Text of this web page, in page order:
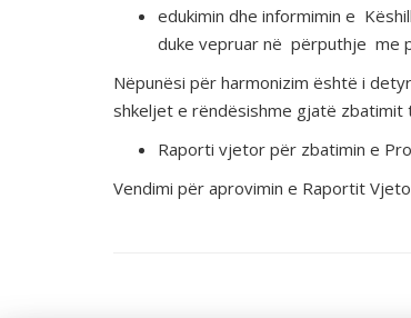
edukimin dhe informimin e
duke vepruar në përputhje me
Nëpunësi për harmonizim është i
shkeljet e rëndësishme gjatë zbatimit
Raporti vjetor për zbatimin e
Vendimi për aprovimin e Raportit